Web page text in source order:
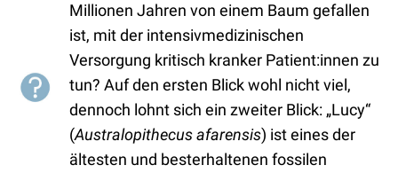
Millionen Jahren von einem Baum gefallen
ist, mit der intensivmedizinischen
Versorgung kritisch kranker Patient:innen zu
tun? Auf den ersten Blick wohl nicht viel,
dennoch lohnt sich ein zweiter Blick: „Lucy“
(Australopithecus afarensis) ist eines der
ältesten und besterhaltenen fossilen